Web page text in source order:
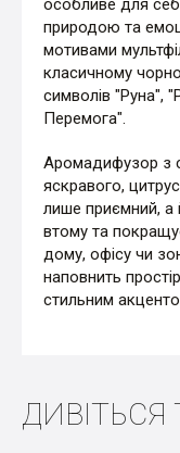
особливе для
природою та
мотивами
класичному
символів "Руна",
Перемога".
Аромадифузор з
яскравого,
лише приємний, а
втому та
дому, офісу чи
наповнить
стильним